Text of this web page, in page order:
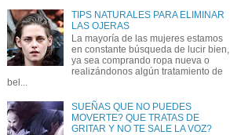
TIPS NATURALES PARA ELIMINAR
LAS OJERAS
La mayoría de las mujeres estamos
en constante búsqueda de lucir bien,
ya sea comprando ropa nueva o
realizándonos algún tratamiento de
bel...
SUEÑAS QUE NO PUEDES
MOVERTE? QUE TRATAS DE
GRITAR Y NO TE SALE LA VOZ?